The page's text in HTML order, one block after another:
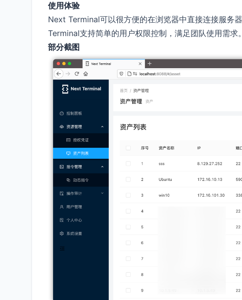
使用体验
Next Terminal可以很方便的在浏览器中直接连接服务
Terminal支持简单的用户权限控制，满足团队使用需求
部分截图